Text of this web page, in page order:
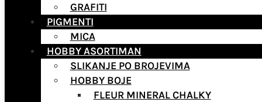
GRAFITI
PIGMENTI
MICA
HOBBY ASORTIMAN
SLIKANJE PO BROJEVIMA
HOBBY BOJE
FLEUR MINERAL CHALKY